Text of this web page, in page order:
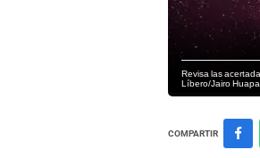
Revisa las
Líbero/Jairo
COMPARTIR